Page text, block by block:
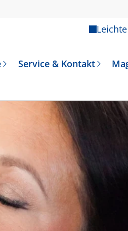
Service & Kontakt